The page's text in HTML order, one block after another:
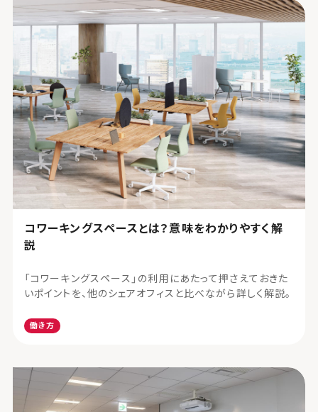
コワーキングスペースとは？意味をわかりやすく解
説
「コワーキングスペース」の利用にあたって押さえておきた
いポイントを、他のシェアオフィスと比べながら詳しく解説。
働き方